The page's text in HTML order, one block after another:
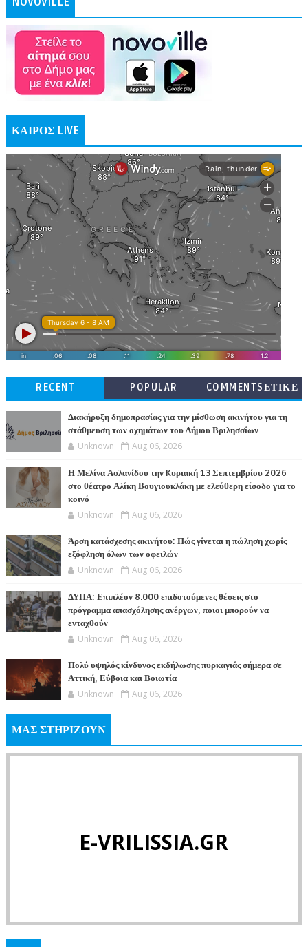
ΚΑΙΡΟΣ LIVE
RECENT POPULAR
COMMENTSΕΤΙΚΕ
Διακήρυξη δημοπρασίας για την μίσθωση ακινήτου για τη
στάθμευση των οχημάτων του Δήμου Βριλησσίων
Unknown Aug 06, 2026
Η Μελίνα Ασλανίδου την Kυριακή 13 Σεπτεμβρίου 2026
στο θέατρο Αλίκη Βουγιουκλάκη με ελεύθερη είσοδο για το
κοινό
Unknown Aug 06, 2026
Άρση κατάσχεσης ακινήτου: Πώς γίνεται η πώληση χωρίς
εξόφληση όλων των οφειλών
Unknown Aug 06, 2026
ΔΥΠΑ: Επιπλέον 8.000 επιδοτούμενες θέσεις στο
πρόγραμμα απασχόλησης ανέργων, ποιοι μπορούν να
ενταχθούν
Unknown Aug 06, 2026
Πολύ υψηλός κίνδυνος εκδήλωσης πυρκαγιάς σήμερα σε
Αττική, Εύβοια και Βοιωτία
Unknown Aug 06, 2026
ΜΑΣ ΣΤΗΡΙΖΟΥΝ
E-VRILISSIA.GR